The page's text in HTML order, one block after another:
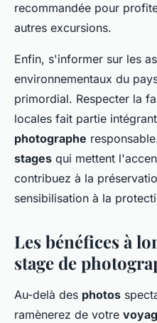
recommandée pour
autres excursions.
Enfin, s'informer sur les
environnementaux du
primordial. Respecter la
locales fait partie
photographe
stages qui mettent
contribuez à la
sensibilisation à la
Les bénéfices à
stage de
Au-delà des photos
ramènerez de votre